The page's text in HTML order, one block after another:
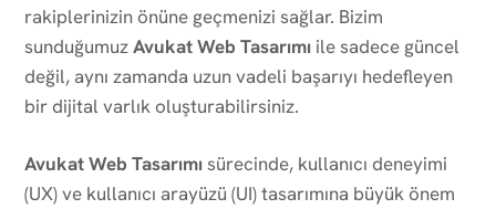
rakiplerinizin önüne geçmenizi sağlar. Bizim
sunduğumuzAvukat Web Tasarımı ile sadece güncel
değil, aynı zamanda uzun vadeli başarıyı hedefleyen
bir dijital varlık oluşturabilirsiniz.
Avukat Web Tasarımı sürecinde, kullanıcı deneyimi
(UX) ve kullanıcı arayüzü (UI) tasarımına büyük önem